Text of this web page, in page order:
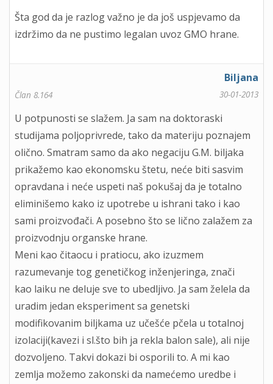
Šta god da je razlog važno je da još uspjevamo da
izdržimo da ne pustimo legalan uvoz GMO hrane.
Biljana
Član 8.164 30-01-2013
U potpunosti se slažem. Ja sam na doktoraski
studijama poljoprivrede, tako da materiju poznajem
olično. Smatram samo da ako negaciju G.M. biljaka
prikažemo kao ekonomsku štetu, neće biti sasvim
opravdana i neće uspeti naš pokušaj da je totalno
eliminišemo kako iz upotrebe u ishrani tako i kao
sami proizvođači. A posebno što se lično zalažem za
proizvodnju organske hrane.
Meni kao čitaocu i pratiocu, ako izuzmem
razumevanje tog genetičkog inženjeringa, znači
kao laiku ne deluje sve to ubedljivo. Ja sam želela da
uradim jedan eksperiment sa genetski
modifikovanim biljkama uz učešće pčela u totalnoj
izolaciji(kavezi i sl.što bih ja rekla balon sale), ali nije
dozvoljeno. Takvi dokazi bi osporili to. A mi kao
zemlja možemo zakonski da namećemo uredbe i